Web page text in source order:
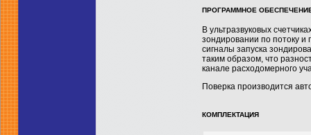
ПРОГРАММНОЕ
В ультразвуковых
зондировании по потоку и
сигналы запуска
таким образом, что
канале расходомерного
Поверка производится
КОМПЛЕКТАЦИЯ